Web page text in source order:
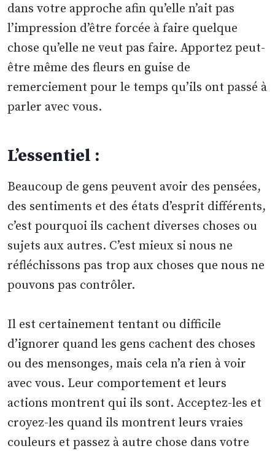
dans votre approche afin qu’elle n’ait pas
l’impression d’être forcée à faire quelque
chose qu’elle ne veut pas faire. Apportez peut-
être même des fleurs en guise de
remerciement pour le temps qu’ils ont passé à
parler avec vous.
L’essentiel :
Beaucoup de gens peuvent avoir des pensées,
des sentiments et des états d’esprit différents,
c’est pourquoi ils cachent diverses choses ou
sujets aux autres. C’est mieux si nous ne
réfléchissons pas trop aux choses que nous ne
pouvons pas contrôler.
Il est certainement tentant ou difficile
d’ignorer quand les gens cachent des choses
ou des mensonges, mais cela n’a rien à voir
avec vous. Leur comportement et leurs
actions montrent qui ils sont. Acceptez-les et
croyez-les quand ils montrent leurs vraies
couleurs et passez à autre chose dans votre